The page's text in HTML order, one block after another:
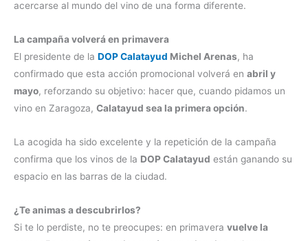
acercarse al mundo del vino de una forma diferente.
La campaña volverá en primavera
El presidente de la DOP Calatayud Michel Arenas, ha
confirmado que esta acción promocional volverá en abril y
mayo, reforzando su objetivo: hacer que, cuando pidamos un
vino en Zaragoza, Calatayud sea la primera opción.
La acogida ha sido excelente y la repetición de la campaña
confirma que los vinos de la DOP Calatayud están ganando su
espacio en las barras de la ciudad.
¿Te animas a descubrirlos?
Si te lo perdiste, no te preocupes: en primavera vuelve la